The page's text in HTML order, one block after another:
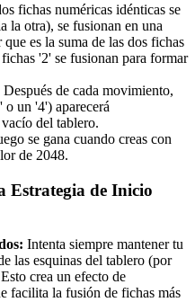
fichas numéricas idénticas se
la otra), se fusionan en una
es la suma de las dos fichas
'2' se fusionan para formar
Después de cada movimiento,
o un '4') aparecerá
del tablero.
se gana cuando creas con
de 2048.
Estrategia de Inicio
Intenta siempre mantener tu
las esquinas del tablero (por
crea un efecto de
facilita la fusión de fichas más